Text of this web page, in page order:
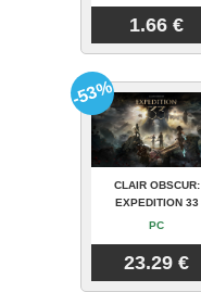
1.66 €
CLAIR OBSCUR:
EXPEDITION 33
PC
23.29 €
-53%